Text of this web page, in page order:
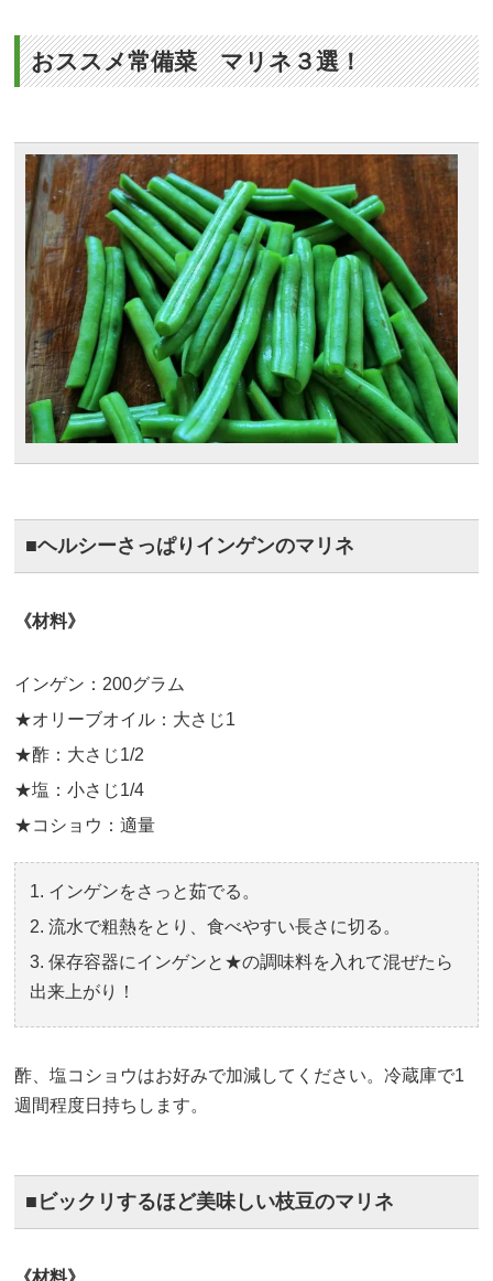
おススメ常備菜 マリネ３選！
■ヘルシーさっぱりインゲンのマリネ
《材料》
インゲン：200グラム
★オリーブオイル：大さじ1
★酢：大さじ1/2
★塩：小さじ1/4
★コショウ：適量
インゲンをさっと茹でる。
流水で粗熱をとり、食べやすい長さに切る。
保存容器にインゲンと★の調味料を入れて混ぜたら
出来上がり！
酢、塩コショウはお好みで加減してください。冷蔵庫で1
週間程度日持ちします。
■ビックリするほど美味しい枝豆のマリネ